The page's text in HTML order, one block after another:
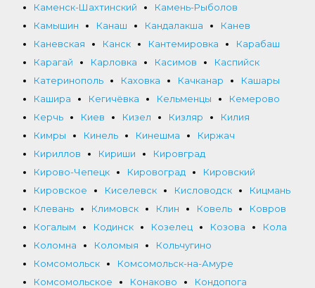
Каменск-Шахтинский
Камень-Рыболов
Камышин
Канаш Кандалакша
Канев
Каневская
Канск Кантемировка
Карабаш
Карагай
Карловка Касимов
Каспийск
Катеринополь
Каховка Качканар
Кашары
Кашира
Кегичёвка Кельменцы
Кемерово
Керчь
Киев Кизел Кизляр
Килия
Кимры
Кинель Кинешма
Киржач
Кириллов
Кириши
Кировград
Кирово-Чепецк
Кировоград
Кировский
Кировское
Киселевск Кисловодск
Кицмань
Клевань
Климовск Клин Ковель
Ковров
Когалым
Кодинск Козелец Козова
Кола
Коломна
Коломыя
Кольчугино
Комсомольск
Комсомольск-на-Амуре
Комсомольское
Конаково
Кондопога